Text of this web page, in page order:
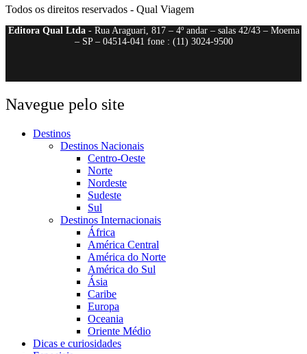
Todos os direitos reservados - Qual Viagem
Editora Qual Ltda- Rua Araguari, 817 – 4º andar – salas 42/43 – Moema
– SP – 04514-041 fone : (11) 3024-9500
Navegue pelo site
Destinos
Destinos Nacionais
Centro-Oeste
Norte
Nordeste
Sudeste
Sul
Destinos Internacionais
África
América Central
América do Norte
América do Sul
Ásia
Caribe
Europa
Oceania
Oriente Médio
Dicas e curiosidades